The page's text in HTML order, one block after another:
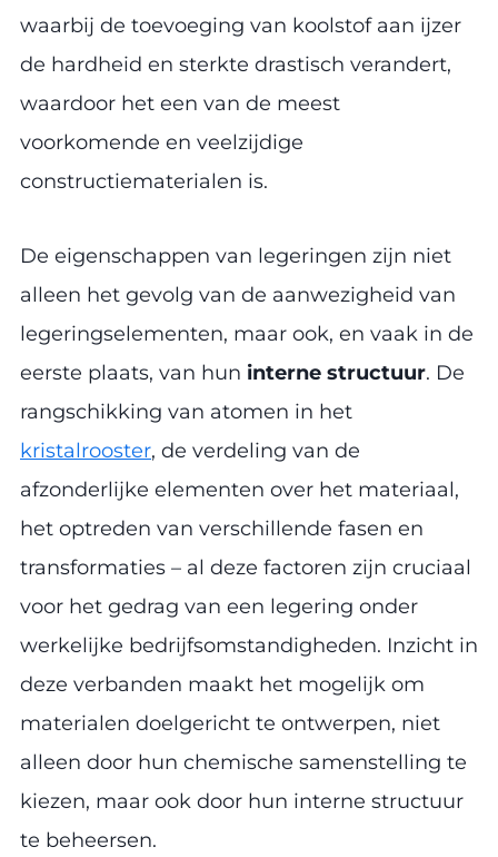
waarbij de toevoeging van koolstof aan ijzer
de hardheid en sterkte drastisch verandert,
waardoor het een van de meest
voorkomende en veelzijdige
constructiematerialen is.
De eigenschappen van legeringen zijn niet
alleen het gevolg van de aanwezigheid van
legeringselementen, maar ook, en vaak in de
eerste plaats, van hun interne structuur. De
rangschikking van atomen in het
kristalrooster, de verdeling van de
afzonderlijke elementen over het materiaal,
het optreden van verschillende fasen en
transformaties – al deze factoren zijn cruciaal
voor het gedrag van een legering onder
werkelijke bedrijfsomstandigheden. Inzicht in
deze verbanden maakt het mogelijk om
materialen doelgericht te ontwerpen, niet
alleen door hun chemische samenstelling te
kiezen, maar ook door hun interne structuur
te beheersen.